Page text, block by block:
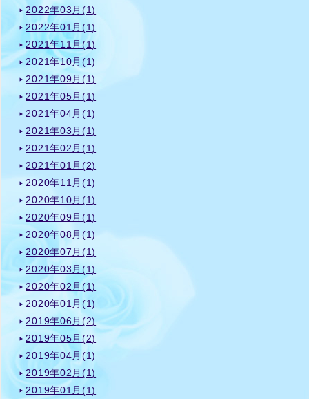
2022年03月(1)
2022年01月(1)
2021年11月(1)
2021年10月(1)
2021年09月(1)
2021年05月(1)
2021年04月(1)
2021年03月(1)
2021年02月(1)
2021年01月(2)
2020年11月(1)
2020年10月(1)
2020年09月(1)
2020年08月(1)
2020年07月(1)
2020年03月(1)
2020年02月(1)
2020年01月(1)
2019年06月(2)
2019年05月(2)
2019年04月(1)
2019年02月(1)
2019年01月(1)